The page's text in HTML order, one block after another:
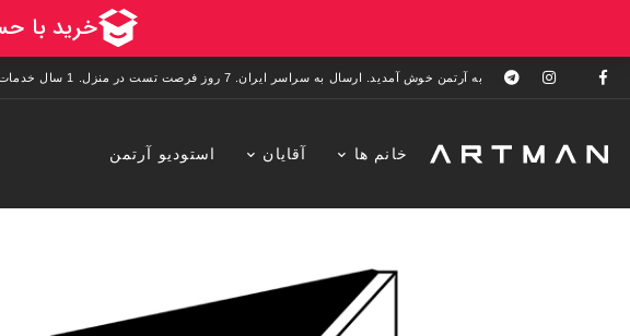
به آرتمن خوش آمدید. ارسال به سراسر ایران. 7 روز فرصت تست در منزل. 1 سال خدمات پس از فروش.
خانم ها آقایان استودیو آرتمن